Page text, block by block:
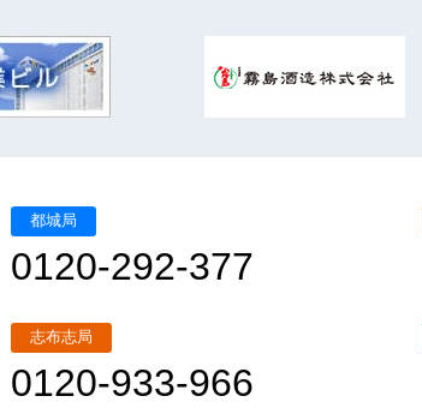
都城局
0120-292-377
志布志局
0120-933-966